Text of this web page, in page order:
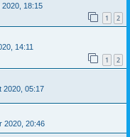
2020, 18:15
1 2
14:11
1 2
2020, 05:17
2020, 20:46